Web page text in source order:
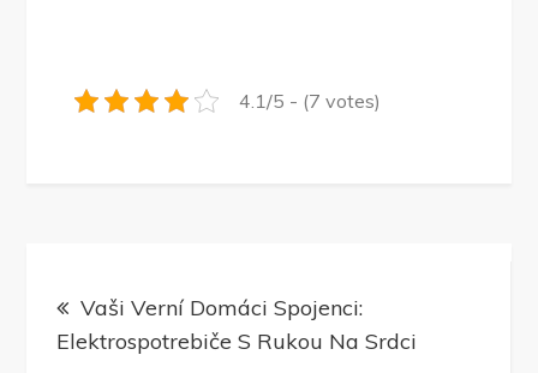
4.1/5 - (7 votes)
pro
Vaši Verní Domáci Spojenci:
Elektrospotrebiče S Rukou Na Srdci